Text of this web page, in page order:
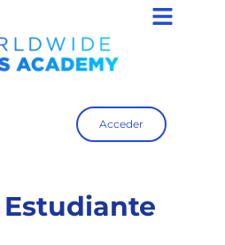
Acceder